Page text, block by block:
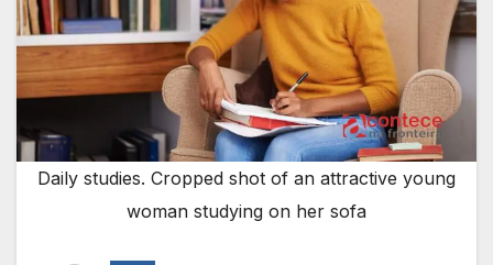
Daily studies. Cropped shot of an attractive young
woman studying on her sofa